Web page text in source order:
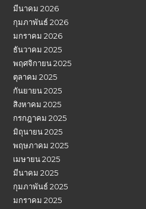
มีนาคม 2026
กุมภาพันธ์ 2026
มกราคม 2026
ธันวาคม 2025
พฤศจิกายน 2025
ตุลาคม 2025
กันยายน 2025
สิงหาคม 2025
กรกฎาคม 2025
มิถุนายน 2025
พฤษภาคม 2025
เมษายน 2025
มีนาคม 2025
กุมภาพันธ์ 2025
มกราคม 2025